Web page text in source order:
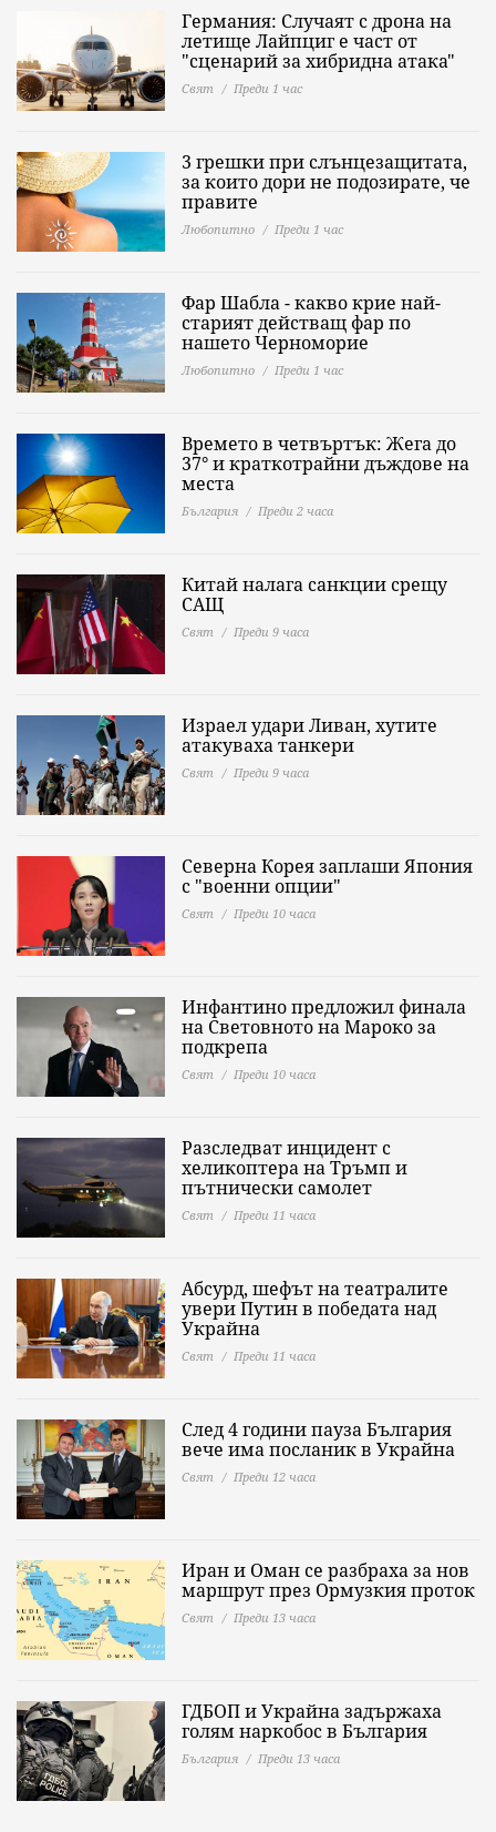
Германия: Случаят с дрона на
летище Лайпциг е част от
"сценарий за хибридна атака"
Свят Преди 1 час
3 грешки при слънцезащитата,
за които дори не подозирате, че
правите
Любопитно Преди 1 час
Фар Шабла - какво крие най-
старият действащ фар по
нашето Черноморие
Любопитно Преди 1 час
Времето в четвъртък: Жега до
37° и краткотрайни дъждове на
места
България Преди 2 часа
Китай налага санкции срещу
САЩ
Свят Преди 9 часа
Израел удари Ливан, хутите
атакуваха танкери
Свят Преди 9 часа
Северна Корея заплаши Япония
с "военни опции"
Свят Преди 10 часа
Инфантино предложил финала
на Световното на Мароко за
подкрепа
Свят Преди 10 часа
Разследват инцидент с
хеликоптера на Тръмп и
пътнически самолет
Свят Преди 11 часа
Абсурд, шефът на театралите
увери Путин в победата над
Украйна
Свят Преди 11 часа
След 4 години пауза България
вече има посланик в Украйна
Свят Преди 12 часа
Иран и Оман се разбраха за нов
маршрут през Ормузкия проток
Свят Преди 13 часа
ГДБОП и Украйна задържаха
голям наркобос в България
България Преди 13 часа